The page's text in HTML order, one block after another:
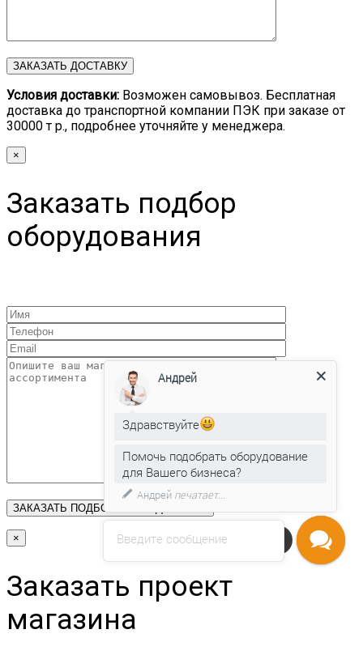
Условия доставки: Возможен самовывоз. Бесплатная
доставка до транспортной компании ПЭК при заказе от
30000 т р., подробнее уточняйте у менеджера.
×
Заказать подбор
оборудования
×
Заказать проект
магазина
Напишите нам
Введите сообщение
Андрей
Здравствуйте
Помочь подобрать оборудование
для Вашего бизнеса?
Андрейпечатает...